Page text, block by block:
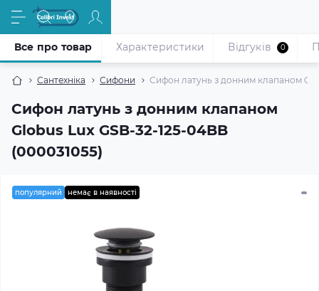
Сантехніка Сифони Сифон латунь з донним клапаном
Сифон латунь з донним клапаном
Globus Lux GSB-32-125-04BB
(000031055)
Все про товар Характеристики Відгуків 0
популярний немає в наявності